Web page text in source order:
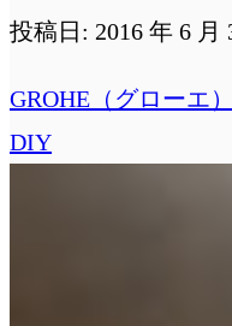
軽
投稿日: 2016 年 6 月
GROHE（グローエ
DIY